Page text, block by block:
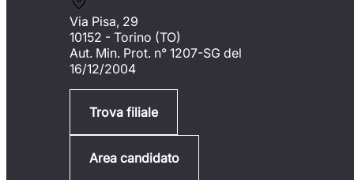
Via Pisa, 29
10152 - Torino (TO)
Aut. Min. Prot. n° 1207-SG del
16/12/2004
Trova filiale
Area candidato